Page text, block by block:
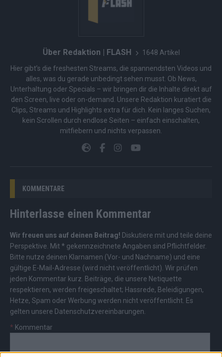
Über Redaktion | FLASH 1648 Artikel
Hier gibt’s die freshesten Streams, die spannendsten Videos und
alles, was du gerade unbedingt sehen musst. Ob News,
Unterhaltung oder Specials – wir bringen dir die Inhalte direkt auf
den Screen, live oder on-demand. Unsere Redaktion kuratiert die
Clips, Streams und Highlights extra für dich. Kein langes Suchen,
kein Scrollen durch endlose Seiten – einfach einschalten,
mitfiebern und nichts verpassen.
KOMMENTARE
Hinterlasse einen Kommentar
Wir freuen uns auf deinen Beitrag! Diskutiere mit und teile deine
Perspektive. Mit * gekennzeichnete Angaben sind Pflichtfelder.
Bitte nutze deinen Klarnamen (Vor- und Nachname) und eine
gültige E-Mail-Adresse (wird nicht veröffentlicht). Wir prüfen
jeden Kommentar kurz. Beiträge, die unsere Netiquette
respektieren, werden freigeschaltet; Hassrede, Beleidigungen,
Hetze, Spam oder Werbung werden nicht veröffentlicht. Es
gelten unsere Datenschutzvereinbarungen
* Kommentar